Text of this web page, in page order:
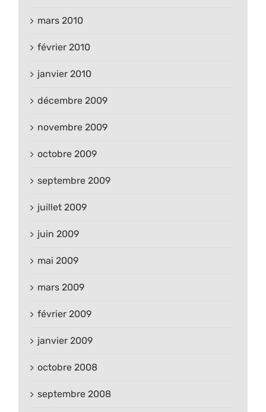
mars 2010
février 2010
janvier 2010
décembre 2009
novembre 2009
octobre 2009
septembre 2009
juillet 2009
juin 2009
mai 2009
mars 2009
février 2009
janvier 2009
octobre 2008
septembre 2008